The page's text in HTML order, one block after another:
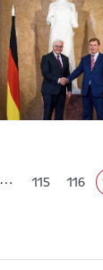
… Lapa
115 Lapa
116